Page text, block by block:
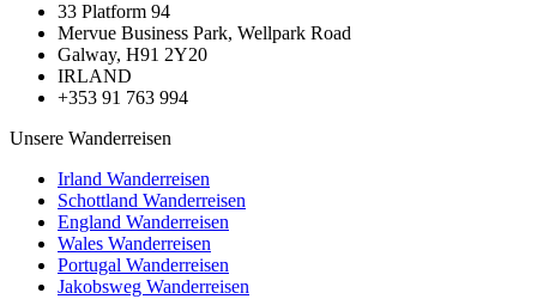
33 Platform 94
Mervue Business Park, Wellpark Road
Galway, H91 2Y20
IRLAND
+353 91 763 994
Unsere Wanderreisen
Irland Wanderreisen
Schottland Wanderreisen
England Wanderreisen
Wales Wanderreisen
Portugal Wanderreisen
Jakobsweg Wanderreisen